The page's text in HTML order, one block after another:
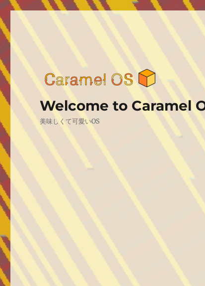
Welcome to Caramel
美味しくて可愛いOS